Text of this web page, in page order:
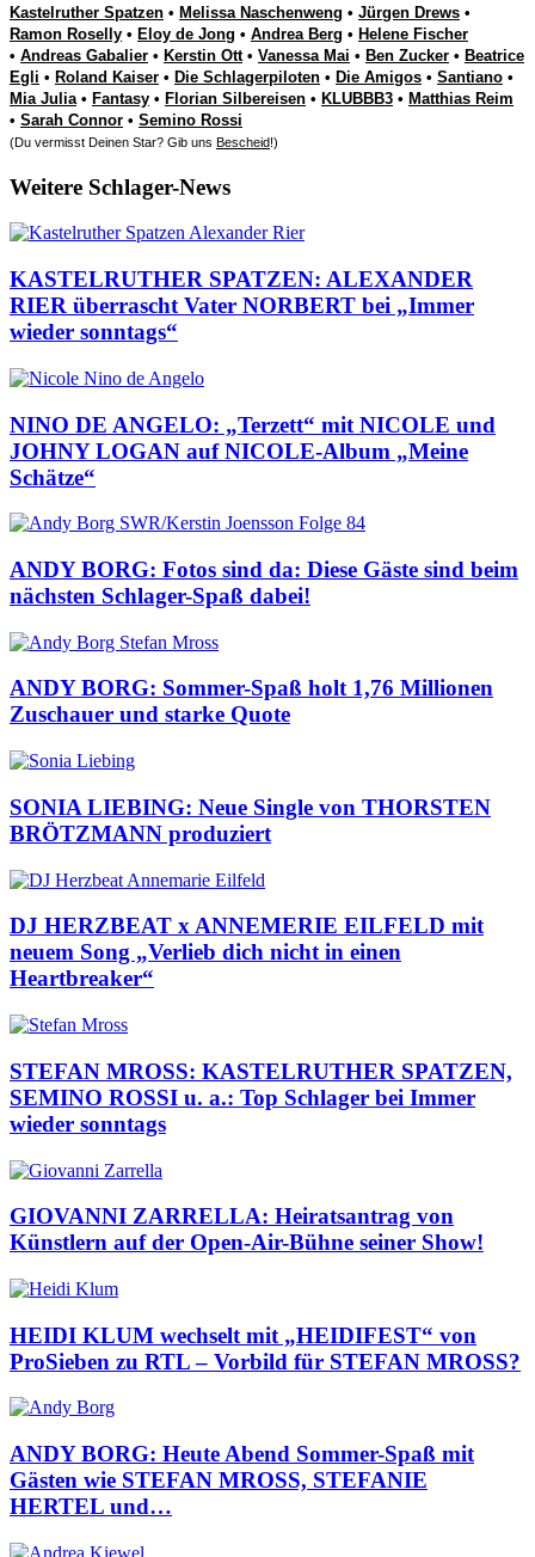
Kastelruther Spatzen • Melissa Naschenweng • Jürgen Drews •
Ramon Roselly • Eloy de Jong • Andrea Berg • Helene Fischer
• Andreas Gabalier • Kerstin Ott• Vanessa Mai • Ben Zucker • Beatrice
Egli • Roland Kaiser • Die Schlagerpiloten • Die Amigos • Santiano •
Mia Julia• Fantasy • Florian Silbereisen • KLUBBB3 • Matthias Reim
• Sarah Connor • Semino Rossi
(Du vermisst Deinen Star? Gib uns Bescheid!)
Weitere Schlager-News
KASTELRUTHER SPATZEN: ALEXANDER
RIER überrascht Vater NORBERT bei „Immer
wieder sonntags“
NINO DE ANGELO: „Terzett“ mit NICOLE und
JOHNY LOGAN auf NICOLE-Album „Meine
Schätze“
ANDY BORG: Fotos sind da: Diese Gäste sind beim
nächsten Schlager-Spaß dabei!
ANDY BORG: Sommer-Spaß holt 1,76 Millionen
Zuschauer und starke Quote
SONIA LIEBING: Neue Single von THORSTEN
BRÖTZMANN produziert
DJ HERZBEAT x ANNEMERIE EILFELD mit
neuem Song „Verlieb dich nicht in einen
Heartbreaker“
STEFAN MROSS: KASTELRUTHER SPATZEN,
SEMINO ROSSI u. a.: Top Schlager bei Immer
wieder sonntags
GIOVANNI ZARRELLA: Heiratsantrag von
Künstlern auf der Open-Air-Bühne seiner Show!
HEIDI KLUM wechselt mit „HEIDIFEST“ von
ProSieben zu RTL – Vorbild für STEFAN MROSS?
ANDY BORG: Heute Abend Sommer-Spaß mit
Gästen wie STEFAN MROSS, STEFANIE
HERTEL und…